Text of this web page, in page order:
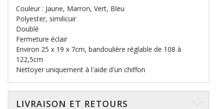
Couleur : Jaune, Marron, Vert, Bleu
Polyester, similicuir
Doublé
Fermeture éclair
Environ 25 x 19 x 7cm, bandoulière réglable de 108 à
122,5cm
Nettoyer uniquement à l'aide d'un chiffon
LIVRAISON ET RETOURS